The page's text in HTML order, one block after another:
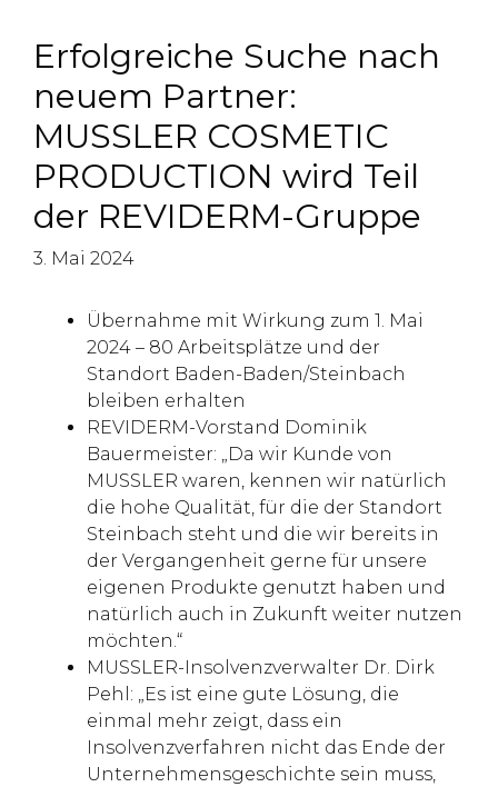
Erfolgreiche Suche nach
neuem Partner:
MUSSLER COSMETIC
PRODUCTION wird Teil
der REVIDERM-Gruppe
3. Mai 2024
Übernahme mit Wirkung zum 1. Mai
2024 – 80 Arbeitsplätze und der
Standort Baden-Baden/Steinbach
bleiben erhalten
REVIDERM-Vorstand Dominik
Bauermeister: „Da wir Kunde von
MUSSLER waren, kennen wir natürlich
die hohe Qualität, für die der Standort
Steinbach steht und die wir bereits in
der Vergangenheit gerne für unsere
eigenen Produkte genutzt haben und
natürlich auch in Zukunft weiter nutzen
möchten.“
MUSSLER-Insolvenzverwalter Dr. Dirk
Pehl: „Es ist eine gute Lösung, die
einmal mehr zeigt, dass ein
Insolvenzverfahren nicht das Ende der
Unternehmensgeschichte sein muss,